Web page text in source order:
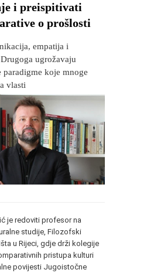
i preispitivati
o prošlosti
empatija i
ugrožavaju
paradigme koje mnoge
vlasti
je redoviti profesor na
studije, Filozofski
u Rijeci, gdje drži kolegije
pristupa kulturi
povijesti Jugoistočne